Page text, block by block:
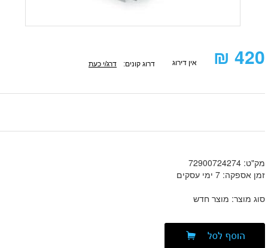
420
₪ אין דירוג דרוג קונים: דרג/י כעת
מק"ט: 72900724274
זמן אספקה: 7 ימי עסקים
סוג מוצר: מוצר חדש